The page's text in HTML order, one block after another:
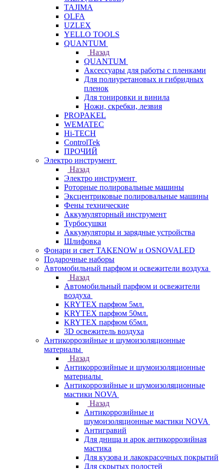
TAJIMA
OLFA
UZLEX
YELLO TOOLS
QUANTUM
Назад
QUANTUM
Аксессуары для работы с пленками
Для полиуретановых и гибридных
пленок
Для тонировки и винила
Ножи, скребки, лезвия
PROPAKEL
WEMATEC
Hi-TECH
ControlTek
ПРОЧИЙ
Электро инструмент
Назад
Электро инструмент
Роторные полировальные машины
Эксцентриковые полировальные машины
Фены технические
Аккумуляторный инструмент
Турбосушки
Аккумуляторы и зарядные устройства
Шлифовка
Фонари и свет TAKENOW и OSNOVALED
Подарочные наборы
Автомобильный парфюм и освежители воздуха
Назад
Автомобильный парфюм и освежители
воздуха
KRYTEX парфюм 5мл.
KRYTEX парфюм 50мл.
KRYTEX парфюм 65мл.
3D освежитель воздуха
Антикоррозийные и шумоизоляционные
материалы
Назад
Антикоррозийные и шумоизоляционные
материалы
Антикоррозийные и шумоизоляционные
мастики NOVA
Назад
Антикоррозийные и
шумоизоляционные мастики NOVA
Антигравий
Для днища и арок антикоррозийная
мастика
Для кузова и лакокрасочных покрытий
Для скрытых полостей